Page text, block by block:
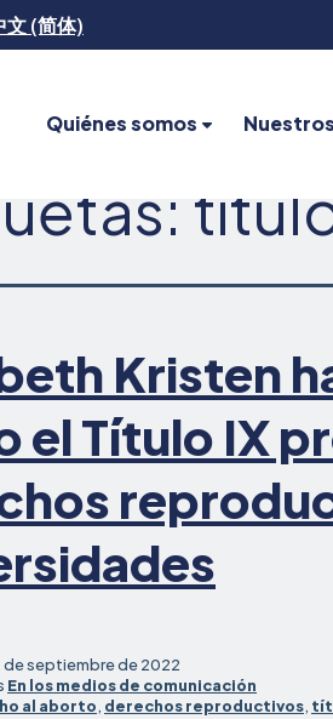
文 (简体)
Quiénes somos
Kristen
el Título IX
de septiembre de 2022
En los medios de comunicación
al aborto, derechos reproductivos,